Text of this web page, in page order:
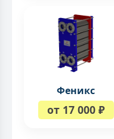
Феникс
от 17 000 ₽